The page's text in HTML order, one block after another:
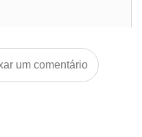
um comentário